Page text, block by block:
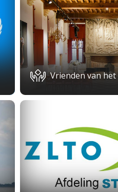
Vrienden van